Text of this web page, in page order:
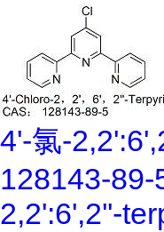
4'-氯-
128143-89-
2,2':6',2''-